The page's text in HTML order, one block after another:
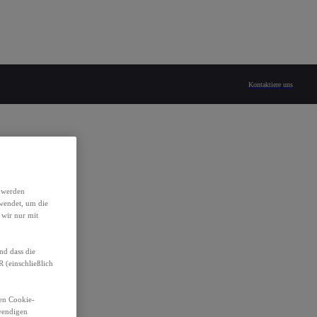
Kontaktiere uns
um die
wir nur mit
dass die
(einschließlich
Cookie-